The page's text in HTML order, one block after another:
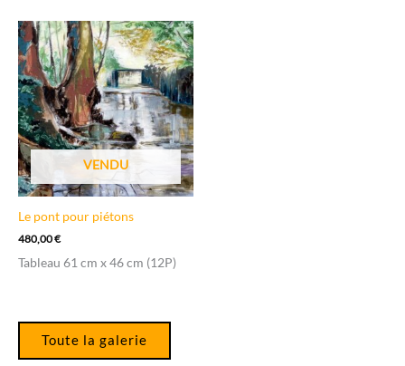
VENDU
Le pont pour piétons
480,00€
Tableau 61 cm x 46 cm (12P)
Toute la galerie